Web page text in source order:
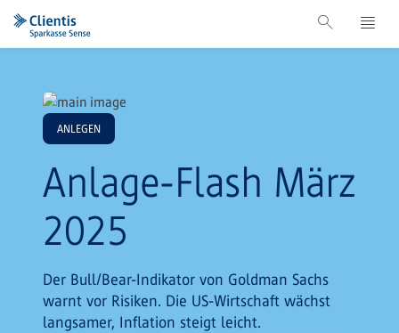
ANLEGEN
Anlage-Flash März
2025
Der Bull/Bear-Indikator von Goldman Sachs
warnt vor Risiken. Die US-Wirtschaft wächst
langsamer, Inflation steigt leicht.